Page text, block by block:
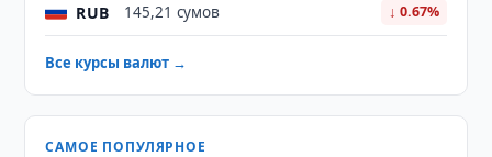
RUB 145,21 сумов ↓ 0.67%
Все курсы валют →
САМОЕ ПОПУЛЯРНОЕ